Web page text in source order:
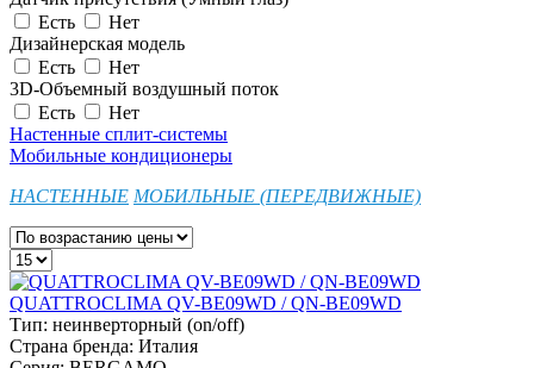
Есть
Нет
Дизайнерская модель
Есть
Нет
3D-Объемный воздушный поток
Есть
Нет
Настенные сплит-системы
Мобильные кондиционеры
НАСТЕННЫЕ МОБИЛЬНЫЕ (ПЕРЕДВИЖНЫЕ)
QUATTROCLIMA QV-BE09WD / QN-BE09WD
Тип: неинверторный (on/off)
Страна бренда: Италия